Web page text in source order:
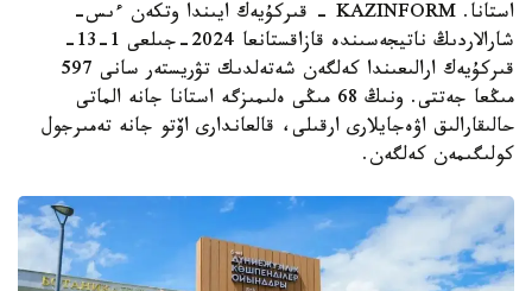
استانا. KAZINFORM - قىركۇيەك ايىندا وتكەن ءىس-
شارالاردىڭ ناتيجەسىندە قازاقستانعا 2024-جىلعى 1-13-
قىركۇيەك ارالىعىندا كەلگەن شەتەلدىك تۋريستەر سانى 597
مىڭعا جەتتى. ونىڭ 68 مىڭى ەلىمىزگە استانا جانە الماتى
حالىقارالىق اۋەجايلارى ارقىلى، قالعاندارى اۆتو جانە تەمىرجول
كولىگىمەن كەلگەن.